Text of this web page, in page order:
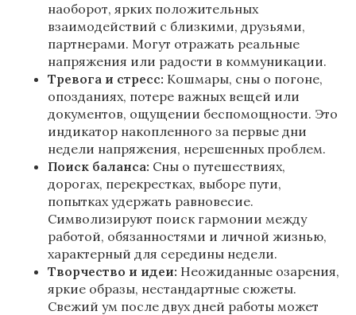
наоборот, ярких положительных
взаимодействий с близкими, друзьями,
партнерами. Могут отражать реальные
напряжения или радости в коммуникации.
Тревога и стресс: Кошмары, сны о погоне,
опозданиях, потере важных вещей или
документов, ощущении беспомощности. Это
индикатор накопленного за первые дни
недели напряжения, нерешенных проблем.
Поиск баланса: Сны о путешествиях,
дорогах, перекрестках, выборе пути,
попытках удержать равновесие.
Символизируют поиск гармонии между
работой, обязанностями и личной жизнью,
характерный для середины недели.
Творчество и идеи: Неожиданные озарения,
яркие образы, нестандартные сюжеты.
Свежий ум после двух дней работы может